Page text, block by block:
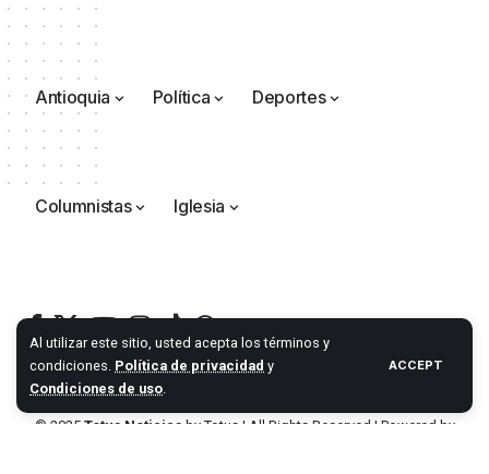
Al utilizar este sitio, usted acepta los términos y
condiciones. Política de privacidad y
Condiciones de uso.
ACCEPT
Antioquia Política Deportes
Columnistas Iglesia
© 2025 Totus Noticias byTotus | All Rights Reserved | Powered by